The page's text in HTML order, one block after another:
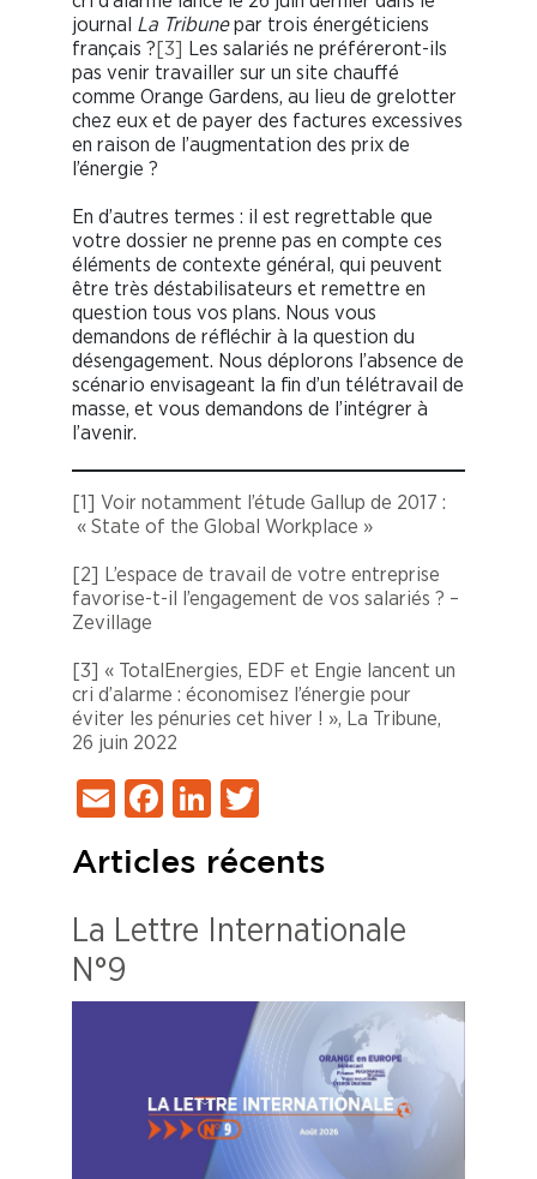
journal La Tribunepar trois énergéticiens
français ? [3] Les salariés ne préféreront-ils
pas venir travailler sur un site chauffé
comme Orange Gardens, au lieu de grelotter
chez eux et de payer des factures excessives
en raison de l’augmentation des prix de
l’énergie ?
En d’autres termes : il est regrettable que
votre dossier ne prenne pas en compte ces
éléments de contexte général, qui peuvent
être très déstabilisateurs et remettre en
question tous vos plans. Nous vous
demandons de réfléchir à la question du
désengagement. Nous déplorons l’absence de
scénario envisageant la fin d’un télétravail de
masse, et vous demandons de l’intégrer à
l’avenir.
[1] Voir notamment l’étude Gallup de 2017 :
« State of the Global Workplace »
[2]
L’espace de travail de votre entreprise
favorise-t-il l’engagement de vos salariés ? –
Zevillage
[3] « TotalEnergies, EDF et Engie lancent un
cri d’alarme : économisez l’énergie pour
éviter les pénuries cet hiver ! », La Tribune,
26 juin 2022
EmailFacebook
LinkedIn
Articles récents
La Lettre Internationale
N°9